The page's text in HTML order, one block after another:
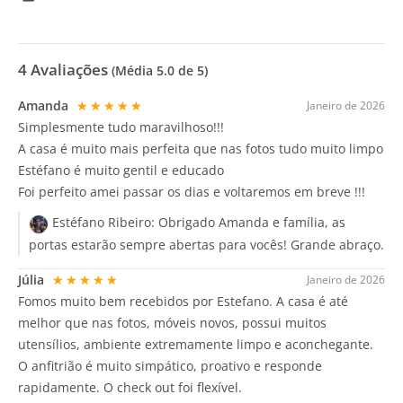
4Avaliações (Média 5.0 de 5)
Janeiro de 2026
Amanda ★★★★★
Simplesmente tudo maravilhoso!!!
A casa é muito mais perfeita que nas fotos tudo muito limpo
Estéfano é muito gentil e educado
Foi perfeito amei passar os dias e voltaremos em breve !!!
Estéfano Ribeiro: Obrigado Amanda e família, as
portas estarão sempre abertas para vocês! Grande abraço.
Janeiro de 2026
Júlia ★★★★★
Fomos muito bem recebidos por Estefano. A casa é até
melhor que nas fotos, móveis novos, possui muitos
utensílios, ambiente extremamente limpo e aconchegante.
O anfitrião é muito simpático, proativo e responde
rapidamente. O check out foi flexível.